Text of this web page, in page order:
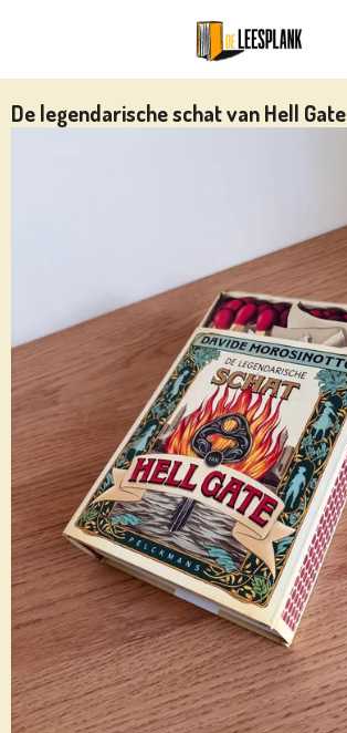
naar
de
hoofdinhoud
De legendarische schat van Hell Gate